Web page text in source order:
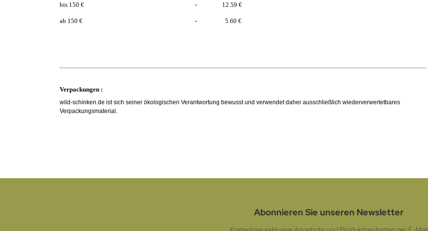
bis 150 € - 12.59 €
ab 150 € - 5.60 €
Verpackungen :
wild-schinken.de ist sich seiner ökologischen Verantwortung bewusst und verwendet daher ausschließlich wiederverwertetbares
Verpackungsmaterial.
Abonnieren Sie unseren Newsletter